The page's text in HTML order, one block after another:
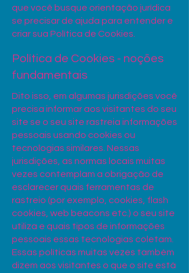
que você busque orientação jurídica
se precisar de ajuda para entender e
criar sua Política de Cookies.
Política de Cookies - noções
fundamentais
Dito isso, em algumas jurisdições você
precisa informar aos visitantes do seu
site se o seu site rastreia informações
pessoais usando cookies ou
tecnologias similares. Nessas
jurisdições, as normas locais muitas
vezes contemplam a obrigação de
esclarecer quais ferramentas de
rastreio (por exemplo, cookies, flash
cookies, web beacons etc.) o seu site
utiliza e quais tipos de informações
pessoais essas tecnologias coletam.
Essas políticas muitas vezes também
dizem aos visitantes o que o site está